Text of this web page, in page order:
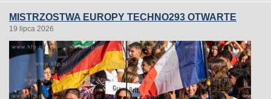
MISTRZOSTWA EUROPY TECHNO293 OTWARTE
19 lipca 2026